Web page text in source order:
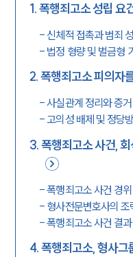
1.폭행죄고소 성립 요
-신체적 접촉과 범죄
- 법정 형량 및 벌금형
2.폭행죄고소 피의자
-사실관계 정리와 증
-고의성 배제 및 정당
3.폭행죄고소 사건,
-폭행죄고소 사건 경위
- 형사전문변호사의 조
-폭행죄고소 사건 결과
4.폭행죄고소, 형사그